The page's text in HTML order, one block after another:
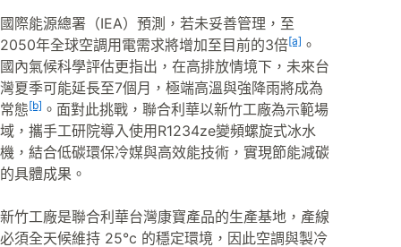
國際能源總署（IEA）預測，若未妥善管理，至
2050年全球空調用電需求將增加至目前的3倍[a] 。
國內氣候科學評估更指出，在高排放情境下，未來台
灣夏季可能延長至7個月，極端高溫與強降雨將成為
常態[b] 。面對此挑戰，聯合利華以新竹工廠為示範場
域，攜手工研院導入使用R1234ze變頻螺旋式冰水
機，結合低碳環保冷媒與高效能技術，實現節能減碳
的具體成果。
新竹工廠是聯合利華台灣康寶產品的生產基地，產線
必須全天候維持 25°c 的穩定環境，因此空調與製冷